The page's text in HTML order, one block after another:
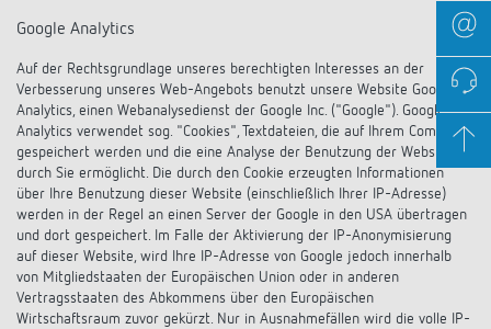
Google Analytics
Auf der Rechtsgrundlage unseres berechtigten Interesses an der
Verbesserung unseres Web-Angebots benutzt unsere Website Google
Analytics, einen Webanalysedienst der Google Inc. ("Google"). Google
Analytics verwendet sog. "Cookies", Textdateien, die auf Ihrem Computer
gespeichert werden und die eine Analyse der Benutzung der Website
durch Sie ermöglicht. Die durch den Cookie erzeugten Informationen
über Ihre Benutzung dieser Website (einschließlich Ihrer IP-Adresse)
werden in der Regel an einen Server der Google in den USA übertragen
und dort gespeichert. Im Falle der Aktivierung der IP-Anonymisierung
auf dieser Website, wird Ihre IP-Adresse von Google jedoch innerhalb
von Mitgliedstaaten der Europäischen Union oder in anderen
Vertragsstaaten des Abkommens über den Europäischen
Wirtschaftsraum zuvor gekürzt. Nur in Ausnahmefällen wird die volle IP-